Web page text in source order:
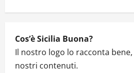
Cos’è Sicilia Buona?
Il nostro logo lo racconta
nostri contenuti.